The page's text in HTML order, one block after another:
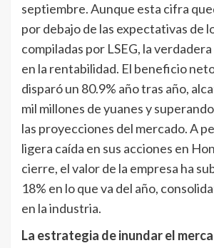
septiembre. Aunque esta cifra
por debajo de las expectativas de
compiladas por LSEG, la
en la rentabilidad. El beneficio
disparó un 80.9% año tras año,
mil millones de yuanes y
las proyecciones del mercado. A
ligera caída en sus acciones en
cierre, el valor de la empresa ha
18% en lo que va del año,
en la industria.
La estrategia de inundar el